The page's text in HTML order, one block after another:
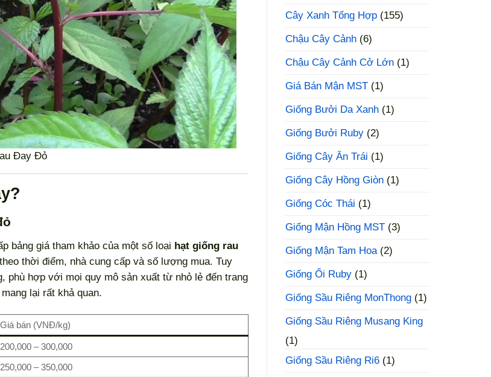
Đay Đỏ
bảng giá tham khảo của một số loại hạt giống rau
thời điểm, nhà cung cấp và số lượng mua. Tuy
phù hợp với mọi quy mô sản xuất từ nhỏ lẻ đến trang
lại rất khả quan.
Giá bán (VNĐ/kg)
200,000 – 300,000
250,000 – 350,000
Cây Xanh Tổng Hợp (155)
Chậu Cây Cảnh (6)
Chậu Cây Cảnh Cở Lớn (1)
Giá Bán Mận MST (1)
Giống Bưởi Da Xanh (1)
Giống Bưởi Ruby (2)
Giống Cây Ăn Trái (1)
Giống Cây Hồng Giòn (1)
Giống Cóc Thái (1)
Giống Mận Hồng MST (3)
Giống Mận Tam Hoa (2)
Giống Ổi Ruby (1)
Giống Sầu Riêng MonThong (1)
Giống Sầu Riêng Musang King
(1)
Giống Sầu Riêng Ri6 (1)